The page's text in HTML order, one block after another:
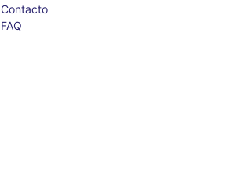
Contacto
FAQ